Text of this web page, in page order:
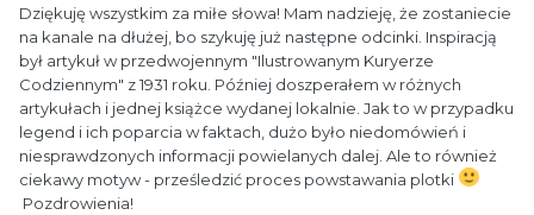
Dziękuję wszystkim za miłe słowa! Mam nadzieję, że zostaniecie
na kanale na dłużej, bo szykuję już następne odcinki. Inspiracją
był artykuł w przedwojennym "Ilustrowanym Kuryerze
Codziennym" z 1931 roku. Później doszperałem w różnych
artykułach i jednej książce wydanej lokalnie. Jak to w przypadku
legend i ich poparcia w faktach, dużo było niedomówień i
niesprawdzonych informacji powielanych dalej. Ale to również
ciekawy motyw - prześledzić proces powstawania plotki
Pozdrowienia!